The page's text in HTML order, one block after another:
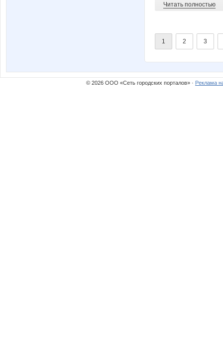
Читать полностью
1 2 3
© 2026 ООО «Сеть городских порталов» · Реклама